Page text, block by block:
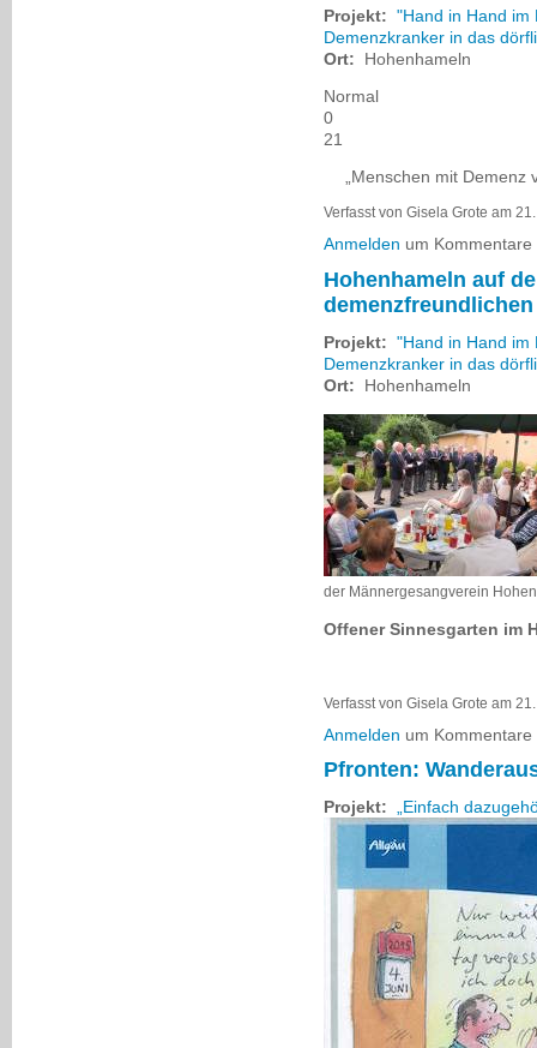
Projekt: "Hand in Hand im
Demenzkranker in das
Ort:
Hohenhameln
Normal
0
21
„Menschen mit
Verfasst von Gisela Grote am
Anmelden um
Hohenhameln auf
Projekt: "Hand in Hand im
Demenzkranker in das
Ort:
Hohenhameln
der Männergesangverein
Offener Sinnesgarten im
Verfasst von Gisela Grote am
Anmelden um
Pfronten:
Projekt: „Einfach